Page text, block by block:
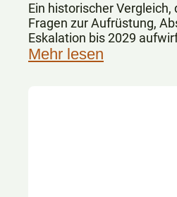
Ein historischer Vergleich,
Fragen zur Aufrüstung,
Eskalation bis 2029
Mehr lesen